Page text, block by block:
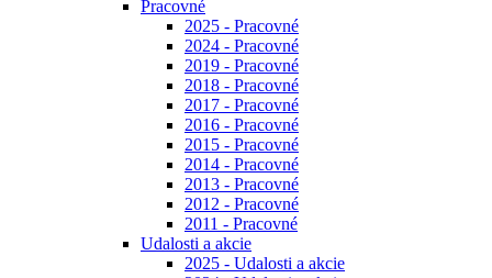
Pracovné
2025 - Pracovné
2024 - Pracovné
2019 - Pracovné
2018 - Pracovné
2017 - Pracovné
2016 - Pracovné
2015 - Pracovné
2014 - Pracovné
2013 - Pracovné
2012 - Pracovné
2011 - Pracovné
Udalosti a akcie
2025 - Udalosti a akcie